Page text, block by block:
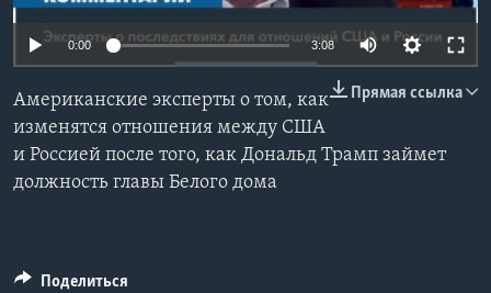
Learning English
СОЦИАЛЬНЫЕ СЕТИ
0:00 3:08
Прямая ссылка
Американские эксперты о том, как
изменятся отношения между США
и Россией после того, как Дональд Трамп займет
должность главы Белого дома
Поделиться